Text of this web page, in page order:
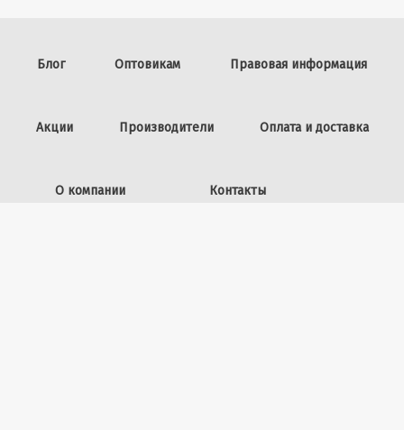
Блог Оптовикам Правовая информация
Акции Производители Оплата и доставка
О компании Контакты